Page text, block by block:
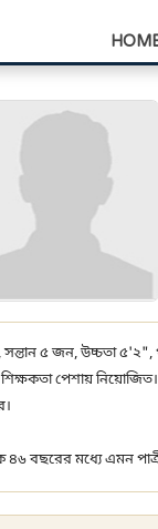
সন্তান ৫ জন, উচ্চতা ৫'২",
শিক্ষকতা পেশায় নিয়োজিত।
৪৬ বছরের মধ্যে এমন